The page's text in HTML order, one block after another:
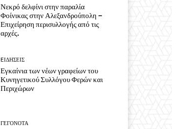
Νεκρό δελφίνι στην παραλία
Φοίνικας στην Αλεξανδρούπολη –
Επιχείρηση περισυλλογής από τις
αρχές.
EΙΔΗΣΕΙΣ
Εγκαίνια των νέων γραφείων του
Κυνηγετικού Συλλόγου Φερών και
Περιχώρων
ΓΕΓΟΝΟΤΑ